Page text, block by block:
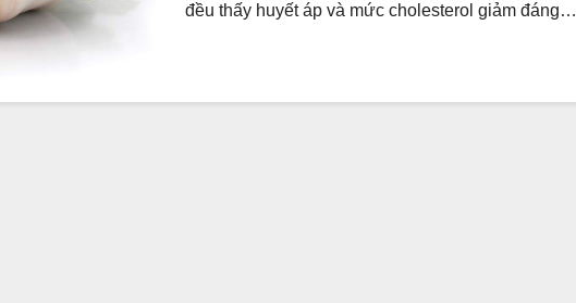
đều thấy huyết áp và mức cholesterol giảm đáng…